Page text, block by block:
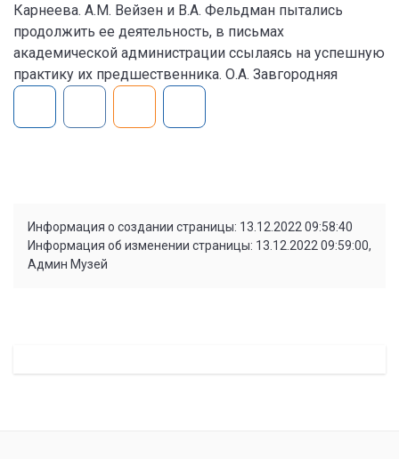
Карнеева. А.М. Вейзен и В.А. Фельдман пытались
продолжить ее деятельность, в письмах
академической администрации ссылаясь на успешную
практику их предшественника. О.А. Завгородняя
Информация о создании страницы: 13.12.2022 09:58:40
Информация об изменении страницы: 13.12.2022 09:59:00,
Админ Музей